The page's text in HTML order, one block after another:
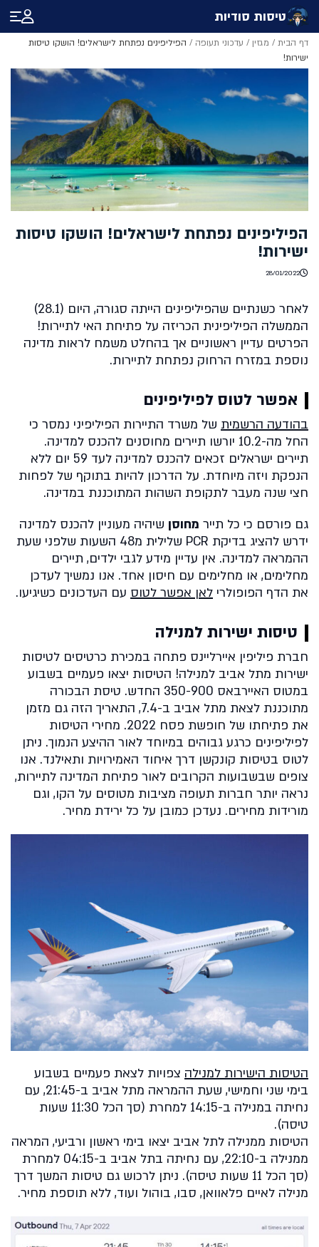
טיסות סודיות
דף הבית / מגזין / עדכוני תעופה / הפיליפינים נפתחת לישראלים! הושקו טיסות
ישירות!
הפיליפינים נפתחת לישראלים! הושקו טיסות
ישירות!
28/01/2022
לאחר כשנתיים שהפיליפינים הייתה סגורה, היום (28.1)
הממשלה הפיליפינית הכריזה על פתיחת האי לתיירות!
הפרטים עדיין ראשוניים אך בהחלט משמח לראות מדינה
נוספת במזרח הרחוק נפתחת לתיירות.
אפשר לטוס לפיליפינים
בהודעה הרשמית של משרד התיירות הפיליפיני נמסר כי
החל מה-10.2 יורשו תיירים מחוסנים להכנס למדינה.
תיירים ישראלים זכאים להכנס למדינה לעד 59 יום ללא
הנפקת ויזה מיוחדת. על הדרכון להיות בתוקף של לפחות
חצי שנה מעבר לתקופת השהות המתוכננת במדינה.
גם פורסם כי כל תייר מחוסן שיהיה מעוניין להכנס למדינה
ידרש להציג בדיקת PCR שלילית מ48 השעות שלפני שעת
ההמראה למדינה. אין עדיין מידע לגבי ילדים, תיירים
מחלימים, או מחלימים עם חיסון אחד. אנו נמשיך לעדכן
את הדף הפופולרי לאן אפשר לטוס עם העדכונים כשיגיעו.
טיסות ישירות למנילה
חברת פיליפין איירליינס פתחה במכירת כרטיסים לטיסות
ישירות מתל אביב למנילה! הטיסות יצאו פעמיים בשבוע
במטוס האיירבאס 350-900 החדש. טיסת הבכורה
מתוכננת לצאת מתל אביב ב-7.4, התאריך הזה גם מזמן
את פתיחתו של חופשת פסח 2022. מחירי הטיסות
לפיליפינים כרגע גבוהים במיוחד לאור ההיצע הנמוך. ניתן
לטוס בטיסות קונקשן דרך איחוד האמירויות ותאילנד. אנו
צופים שבשבועות הקרובים לאור פתיחת המדינה לתיירות,
נראה יותר חברות תעופה מציבות מטוסים על הקו, וגם
מורידות מחירים. נעדכן כמובן על כל ירידת מחיר.
הטיסות הישירות למנילה צפויות לצאת פעמיים בשבוע
בימי שני וחמישי, שעת ההמראה מתל אביב ב-21:45, עם
נחיתה במנילה ב-14:15 למחרת (סך הכל 11:30 שעות
טיסה).
הטיסות ממנילה לתל אביב יצאו בימי ראשון ורביעי, המראה
ממנילה ב-22:10, עם נחיתה בתל אביב ב-04:15 למחרת
(סך הכל 11 שעות טיסה). ניתן לרכוש גם טיסות המשך דרך
מנילה לאיים פלאוואן, סבו, בוהול ועוד, ללא תוספת מחיר.